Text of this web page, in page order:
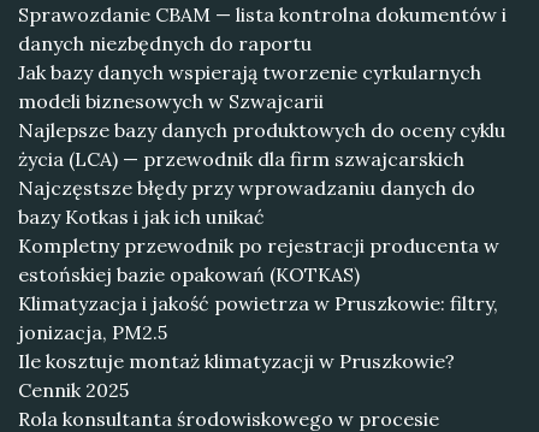
Sprawozdanie CBAM — lista kontrolna dokumentów i
danych niezbędnych do raportu
Jak bazy danych wspierają tworzenie cyrkularnych
modeli biznesowych w Szwajcarii
Najlepsze bazy danych produktowych do oceny cyklu
życia (LCA) — przewodnik dla firm szwajcarskich
Najczęstsze błędy przy wprowadzaniu danych do
bazy Kotkas i jak ich unikać
Kompletny przewodnik po rejestracji producenta w
estońskiej bazie opakowań (KOTKAS)
Klimatyzacja i jakość powietrza w Pruszkowie: filtry,
jonizacja, PM2.5
Ile kosztuje montaż klimatyzacji w Pruszkowie?
Cennik 2025
Rola konsultanta środowiskowego w procesie